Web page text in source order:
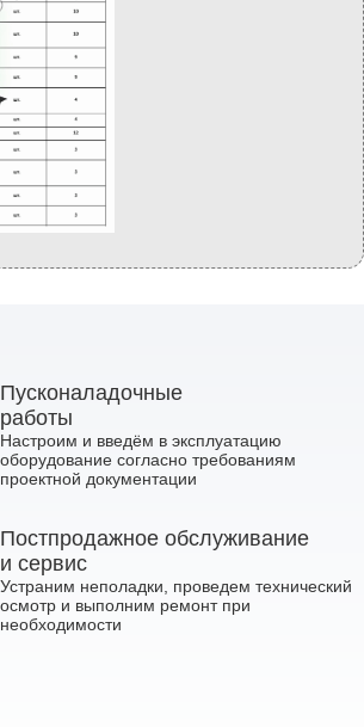
Пусконаладочные
работы
Настроим и введём в эксплуатацию
оборудование согласно требованиям
проектной документации
Постпродажное обслуживание
и сервис
Устраним неполадки, проведем технический
осмотр и выполним ремонт при
необходимости